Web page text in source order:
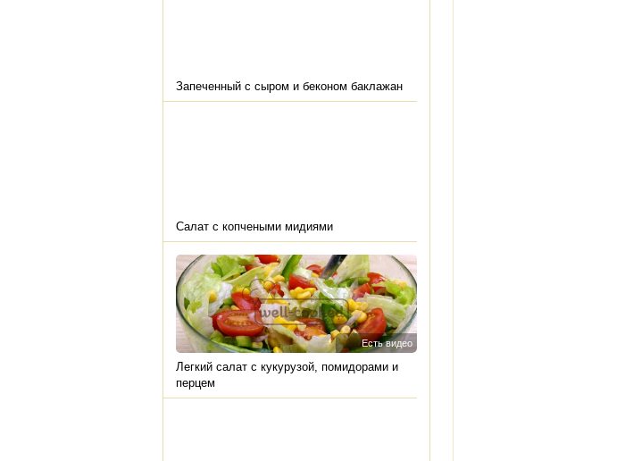
Запеченный с сыром и беконом баклажан
Салат с копчеными мидиями
Есть видео
Легкий салат с кукурузой, помидорами и
перцем